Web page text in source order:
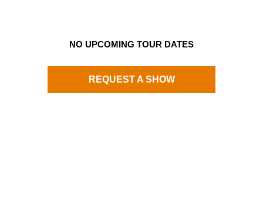
NO UPCOMING TOUR DATES
REQUEST A SHOW